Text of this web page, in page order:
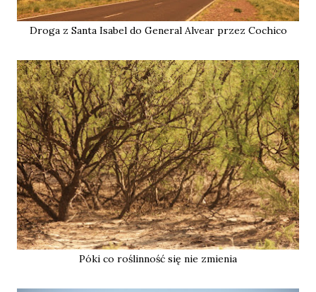
Droga z Santa Isabel do General Alvear przez Cochico
Póki co roślinność się nie zmienia